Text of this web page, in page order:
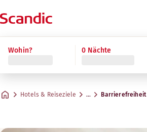
Wohin? 0 Nächte
Hotels & Reiseziele … Barrierefreiheit